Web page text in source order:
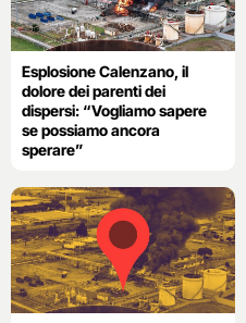
Esplosione Calenzano, il
dolore dei parenti dei
dispersi: “Vogliamo sapere
se possiamo ancora
sperare”